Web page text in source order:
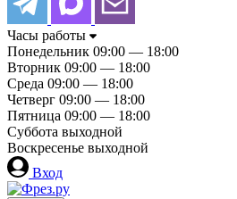
Часы работы
Понедельник 09:00 — 18:00
Вторник 09:00 — 18:00
Среда 09:00 — 18:00
Четверг 09:00 — 18:00
Пятница 09:00 — 18:00
Суббота выходной
Воскресенье выходной
Вход